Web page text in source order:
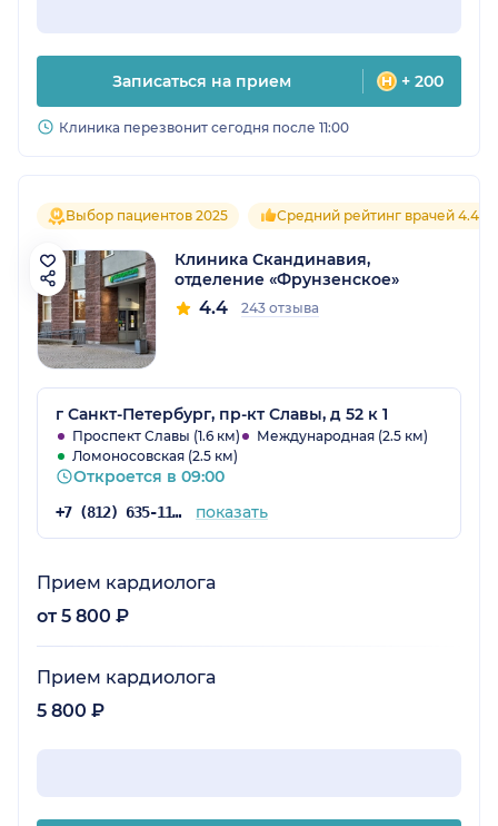
Записаться на прием + 200
Клиника перезвонит сегодня после 11:00
Выбор пациентов 2025 Средний рейтинг врачей 4.4
Клиника Скандинавия,
отделение «Фрунзенское»
4.4 243 отзыва
г Санкт-Петербург, пр-кт Славы, д 52 к 1
Проспект Славы (1.6 км)
Международная (2.5 км)
Ломоносовская (2.5 км)
Откроется в 09:00
+7 (812) 635-11-79 показать
Прием кардиолога
от 5 800 ₽
Прием кардиолога
5 800 ₽